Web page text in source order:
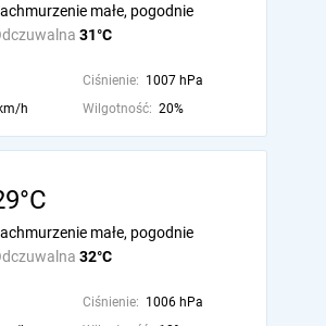
31°C
małe, pogodnie
Ciśnienie: 1007 hPa
h Wilgotność: 20%
32°C
małe, pogodnie
Ciśnienie: 1006 hPa